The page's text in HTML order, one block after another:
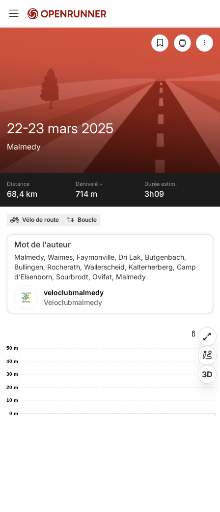
22-23 mars 2025
Malmedy
Distance
68,4 km
Dénivelé +
714 m
Durée estim.
3h09
Vélo de route Boucle
Mot de l'auteur
Malmedy, Waimes, Faymonville, Dri Lak, Butgenbach,
Bullingen, Rocherath, Wallerscheid, Kalterherberg, Camp
veloclubmalmedy
Veloclubmalmedy
0 m
10 m
20 m
30 m
40 m
50 m
3D